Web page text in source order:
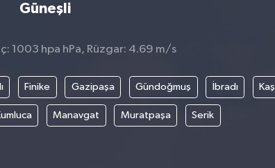
Güneşli
1003 hpa hPa, Rüzgar: 4.69 m/s
Finike Gazipaşa Gündoğmuş İbradı Kaş
Manavgat Muratpaşa Serik